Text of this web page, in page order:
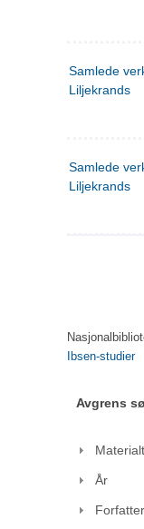
Samlede
Liljekrands
Samlede
Liljekrands
Ibsen-studier
Avgrens
År